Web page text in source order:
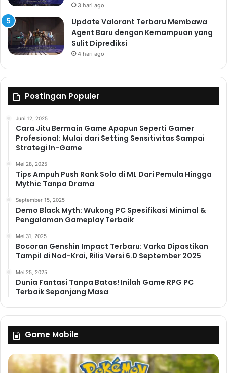
3 hari ago
Update Valorant Terbaru Membawa
Agent Baru dengan Kemampuan yang
Sulit Diprediksi
4 hari ago
Postingan Populer
Juni 12, 2025
Cara Jitu Bermain Game Apapun Seperti Gamer
Profesional: Mulai dari Setting Sensitivitas Sampai
Strategi In-Game
Mei 28, 2025
Tips Ampuh Push Rank Solo di ML Dari Pemula Hingga
Mythic Tanpa Drama
September 15, 2025
Demo Black Myth: Wukong PC Spesifikasi Minimal &
Pengalaman Gameplay Terbaik
Mei 31, 2025
Bocoran Genshin Impact Terbaru: Varka Dipastikan
Tampil di Nod-Krai, Rilis Versi 6.0 September 2025
Mei 25, 2025
Dunia Fantasi Tanpa Batas! Inilah Game RPG PC
Terbaik Sepanjang Masa
Game Mobile